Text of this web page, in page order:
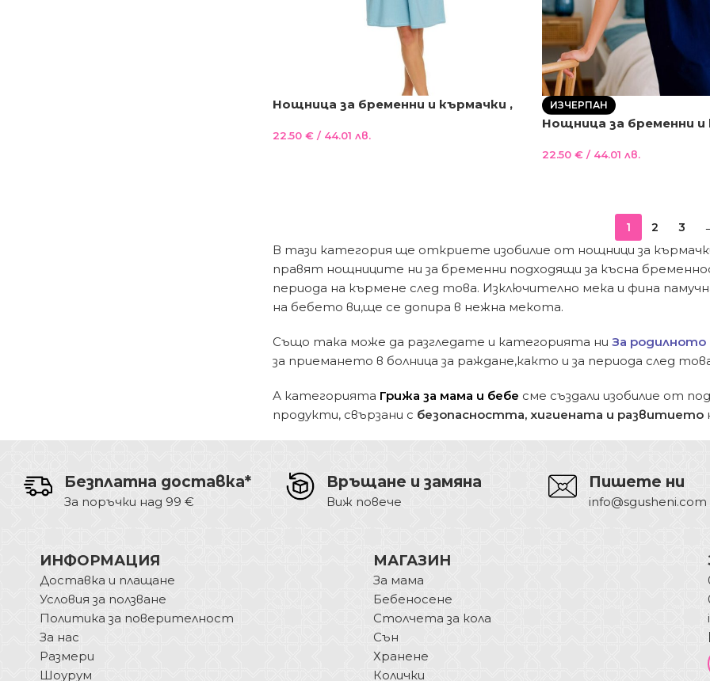
Нощница за бременни и кърмачки ,
22.50 €/ 44.01 лв.
ИЗЧЕРПАН
Нощница за бременни и
22.50 €/ 44.01 лв.
1 2 3
В тази категория ще откриете изобилие от нощници за
правят нощниците ни за бременни подходящи за късна
периода на кърмене след това. Изключително мека и фина
на бебето ви,ще се допира в нежна мекота.
Също така може да разгледате и категорията ни За родилното
за приемането в болница за раждане,както и за периода след
А категорията Грижа за мама и бебе сме създали изобилие от
продукти, свързани с безопасността, хигиената и развитието
Безплатна доставка*
За поръчки над 99 €
Връщане и замяна
Виж повече
Пишете ни
info@sgusheni.com
ИНФОРМАЦИЯ
Доставка и плащане
Условия за ползване
Политика за поверителност
За нас
Размери
Шоурум
МАГАЗИН
За мама
Бебеносене
Столчета за кола
Сън
Хранене
Колички